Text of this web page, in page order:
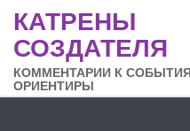
КАТРЕНЫ
СОЗДАТЕЛЯ
КОММЕНТАРИИ К
ОРИЕНТИРЫ